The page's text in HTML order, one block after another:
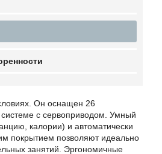
Он оснащен 26
с сервоприводом. Умный
калории) и автоматически
покрытием позволяют идеально
занятий. Эргономичные